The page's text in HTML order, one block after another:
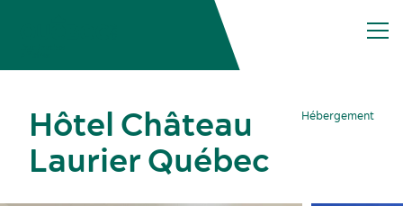
Hôtel Château
Laurier Québec
Hébergement